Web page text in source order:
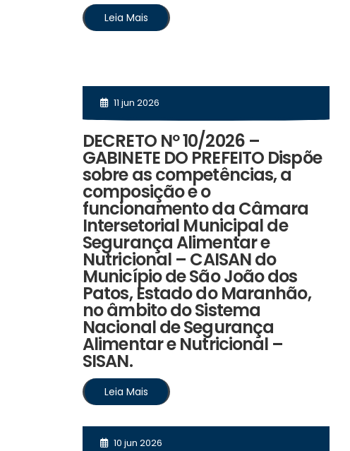
Leia Mais
11 jun 2026
DECRETO Nº 10/2026 –
GABINETE DO PREFEITO Dispõe
sobre as competências, a
composição e o
funcionamento da Câmara
Intersetorial Municipal de
Segurança Alimentar e
Nutricional – CAISAN do
Município de São João dos
Patos, Estado do Maranhão,
no âmbito do Sistema
Nacional de Segurança
Alimentar e Nutricional –
SISAN.
Leia Mais
10 jun 2026